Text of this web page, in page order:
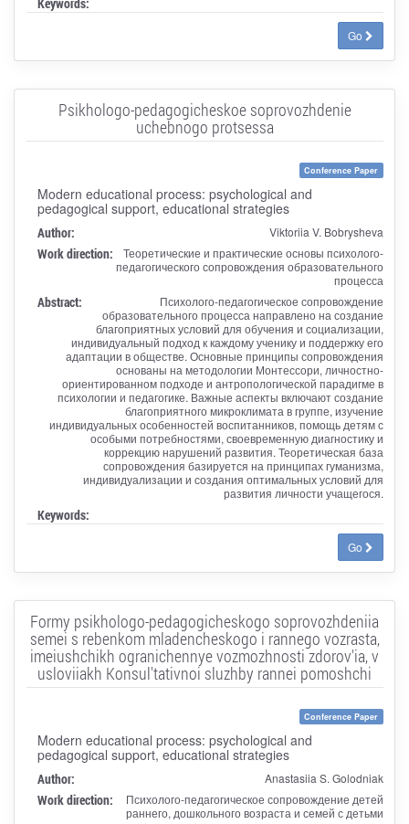
Go
Psikhologo-pedagogicheskoe soprovozhdenie
uchebnogo protsessa
Conference Paper
Modern educational process: psychological and
pedagogical support, educational strategies
Author: Viktoriia V. Bobrysheva
Work direction:
Теоретические и практические основы психолого-
педагогического сопровождения образовательного
процесса
Abstract:
Психолого-педагогическое сопровождение
образовательного процесса направлено на создание
благоприятных условий для обучения и социализации,
индивидуальный подход к каждому ученику и поддержку его
адаптации в обществе. Основные принципы сопровождения
основаны на методологии Монтессори, личностно-
ориентированном подходе и антропологической парадигме в
психологии и педагогике. Важные аспекты включают создание
благоприятного микроклимата в группе, изучение
индивидуальных особенностей воспитанников, помощь детям с
особыми потребностями, своевременную диагностику и
коррекцию нарушений развития. Теоретическая база
сопровождения базируется на принципах гуманизма,
индивидуализации и создания оптимальных условий для
развития личности учащегося.
Keywords:
Go
Formy psikhologo-pedagogicheskogo soprovozhdeniia
semei s rebenkom mladencheskogo i rannego vozrasta,
imeiushchikh ogranichennye vozmozhnosti zdorov'ia, v
usloviiakh Konsul'tativnoi sluzhby rannei pomoshchi
Conference Paper
Modern educational process: psychological and
pedagogical support, educational strategies
Author: Anastasiia S. Golodniak
Work direction:
Психолого-педагогическое сопровождение детей
раннего, дошкольного возраста и семей с детьми